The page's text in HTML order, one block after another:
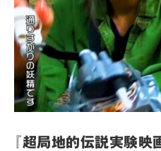
『超局地的伝説実験映